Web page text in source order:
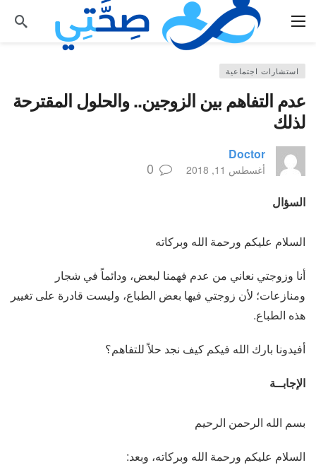
استشارات اجتماعية
عدم التفاهم بين الزوجين.. والحلول المقترحة
لذلك
Doctor
أغسطس 11, 2018 0
السؤال
السلام عليكم ورحمة الله وبركاته
أنا وزوجتي نعاني من عدم فهمنا لبعض، ودائماً في شجار
ومنازعات؛ لأن زوجتي فيها بعض الطباع، وليست قادرة على تغيير
هذه الطباع.
أفيدونا بارك الله فيكم كيف نجد حلاً للتفاهم؟
الإجابــة
بسم الله الرحمن الرحيم
السلام عليكم ورحمة الله وبركاته، وبعد: